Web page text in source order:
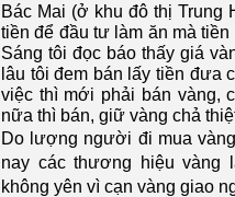
Bác Mai (ở khu đô thị Trung
tiền để đầu tư làm ăn mà
Sáng tôi đọc báo thấy giá
lâu tôi đem bán lấy tiền đưa
việc thì mới phải bán vàng,
nữa thì bán, giữ vàng chả
Do lượng người đi mua
nay các thương hiệu vàng
không yên vì cạn vàng giao